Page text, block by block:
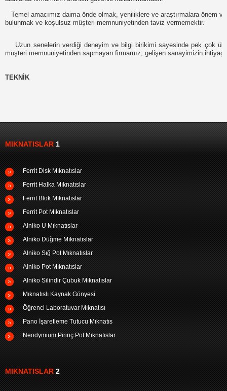
Temel amacımız daima önde olmak, yeniliklere ve araştırmalara önem
bulunmak ve koşulsuz müşteri memnuniyetinden taviz vermemektir.
Uzun senelerin verdiği deneyim ve bilgi birikimi sayesinde pek çok
müşteri memnuniyetinden sapmayan firmamız, gelişen sanayimizin
TEKNİK
MIKNATISLAR1
Ferrit Disk Mıknatıslar
Ferrit Halka Mıknatıslar
Ferrit Blok Mıknatıslar
Ferrit Pot Mıknatıslar
Alniko U Mıknatıslar
Alniko Düğme Mıknatıslar
Alniko Sığ Pot Mıknatıslar
Alniko Pot Mıknatıslar
Alniko Silindir Çubuk Mıknatıslar
Mıknatıslı Kaynak Gönyesi
Öğrenci Laboratuvar Mıknatısı
Pano İşaretleme Tutucu Mıknatıs
Neodymium Pirinç Pot Mıknatıslar
MIKNATISLAR2